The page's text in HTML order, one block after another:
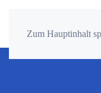
Zum Hauptinhalt